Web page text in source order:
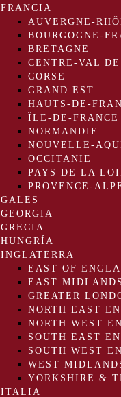
FRANCIA
AUVERGNE-
BOURGOGNE-
BRETAGNE
CENTRE-VAL
CORSE
GRAND EST
HAUTS-DE-
ÎLE-DE-FRANCE
NORMANDIE
NOUVELLE-
OCCITANIE
PAYS DE LA
PROVENCE-
GALES
GEORGIA
GRECIA
HUNGRÍA
INGLATERRA
EAST OF
EAST MIDLANDS
GREATER
NORTH EAST
NORTH WEST
SOUTH EAST
SOUTH WEST
WEST
YORKSHIRE &
ITALIA